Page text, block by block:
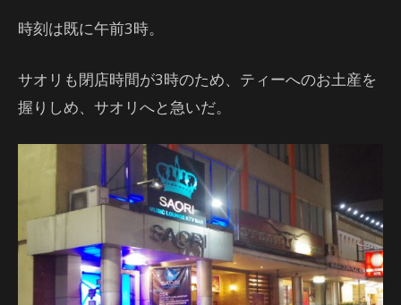
時刻は既に午前3時。
サオリも閉店時間が3時のため、ティーへのお土産を
握りしめ、サオリへと急いだ。